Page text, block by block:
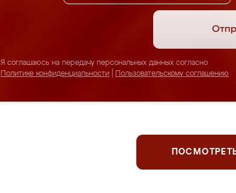
Я соглашаюсь на передачу персональных данных согласно
Политике конфиденциальности
Пользовательскому соглашению